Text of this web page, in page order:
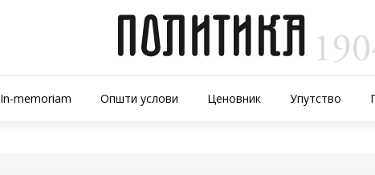
In-memoriam Општи услови Ценовник Упутство